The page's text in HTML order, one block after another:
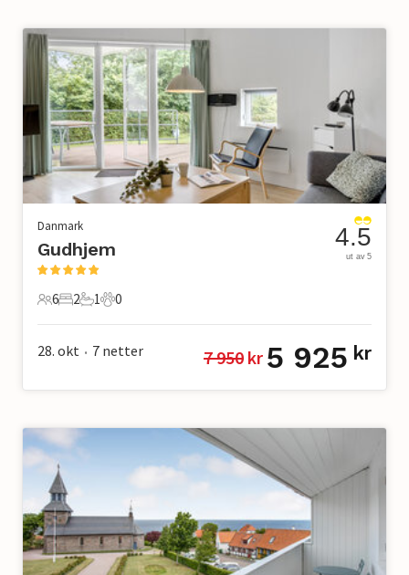
Danmark
Gudhjem
6 Gjester
6
2 Soverom
2
1 Bad
1
0 Kjæledyr
0
4.5
ut av 5
28. okt • 7 netter 7 950 kr 5 925 kr